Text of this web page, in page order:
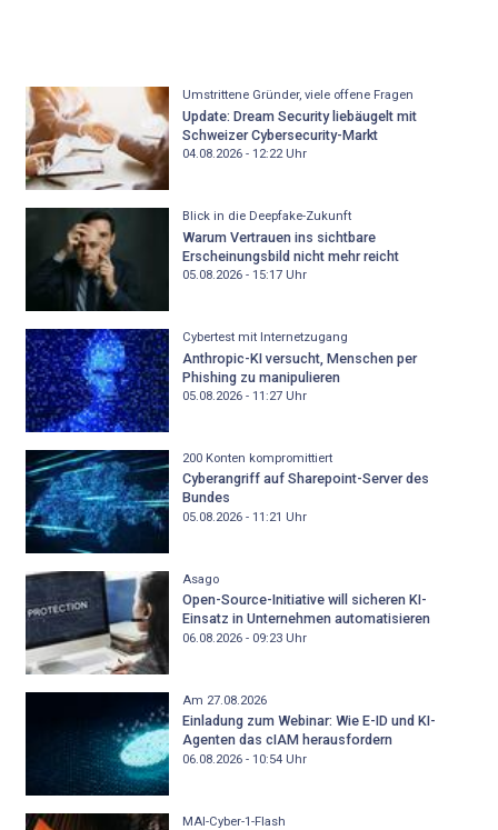
Umstrittene Gründer, viele offene Fragen
Update: Dream Security liebäugelt mit
Schweizer Cybersecurity-Markt
04.08.2026 - 12:22Uhr
Blick in die Deepfake-Zukunft
Warum Vertrauen ins sichtbare
Erscheinungsbild nicht mehr reicht
05.08.2026 - 15:17Uhr
Cybertest mit Internetzugang
Anthropic-KI versucht, Menschen per
Phishing zu manipulieren
05.08.2026 - 11:27Uhr
200 Konten kompromittiert
Cyberangriff auf Sharepoint-Server des
Bundes
05.08.2026 - 11:21 Uhr
Asago
Open-Source-Initiative will sicheren KI-
Einsatz in Unternehmen automatisieren
06.08.2026 - 09:23Uhr
Am 27.08.2026
Einladung zum Webinar: Wie E-ID und KI-
Agenten das cIAM herausfordern
06.08.2026 - 10:54Uhr
MAI-Cyber-1-Flash